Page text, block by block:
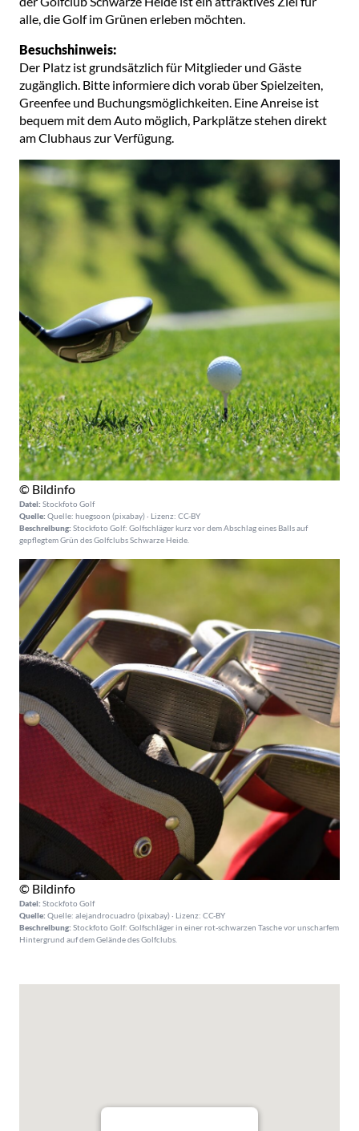
alle, die Golf im Grünen erleben möchten.
Besuchshinweis:
Der Platz ist grundsätzlich für Mitglieder und Gäste
zugänglich. Bitte informiere dich vorab über Spielzeiten,
Greenfee und Buchungsmöglichkeiten. Eine Anreise ist
bequem mit dem Auto möglich, Parkplätze stehen direkt
am Clubhaus zur Verfügung.
© Bildinfo
Datei: Stockfoto Golf
Quelle: Quelle: huegsoon (pixabay) · Lizenz: CC-BY
Beschreibung: Stockfoto Golf: Golfschläger kurz vor dem Abschlag eines Balls auf
gepflegtem Grün des Golfclubs Schwarze Heide.
© Bildinfo
Datei: Stockfoto Golf
Quelle: Quelle: alejandrocuadro (pixabay) · Lizenz: CC-BY
Beschreibung: Stockfoto Golf: Golfschläger in einer rot-schwarzen Tasche vor unscharfem
Hintergrund auf dem Gelände des Golfclubs.